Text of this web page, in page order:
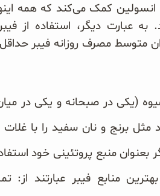
کمک می‌کند که همه
عبارت دیگر، استفاده از
(یکی در صبحانه و یکی در
برنج و نان سفید را با غلات
منبع پروتئینی خود